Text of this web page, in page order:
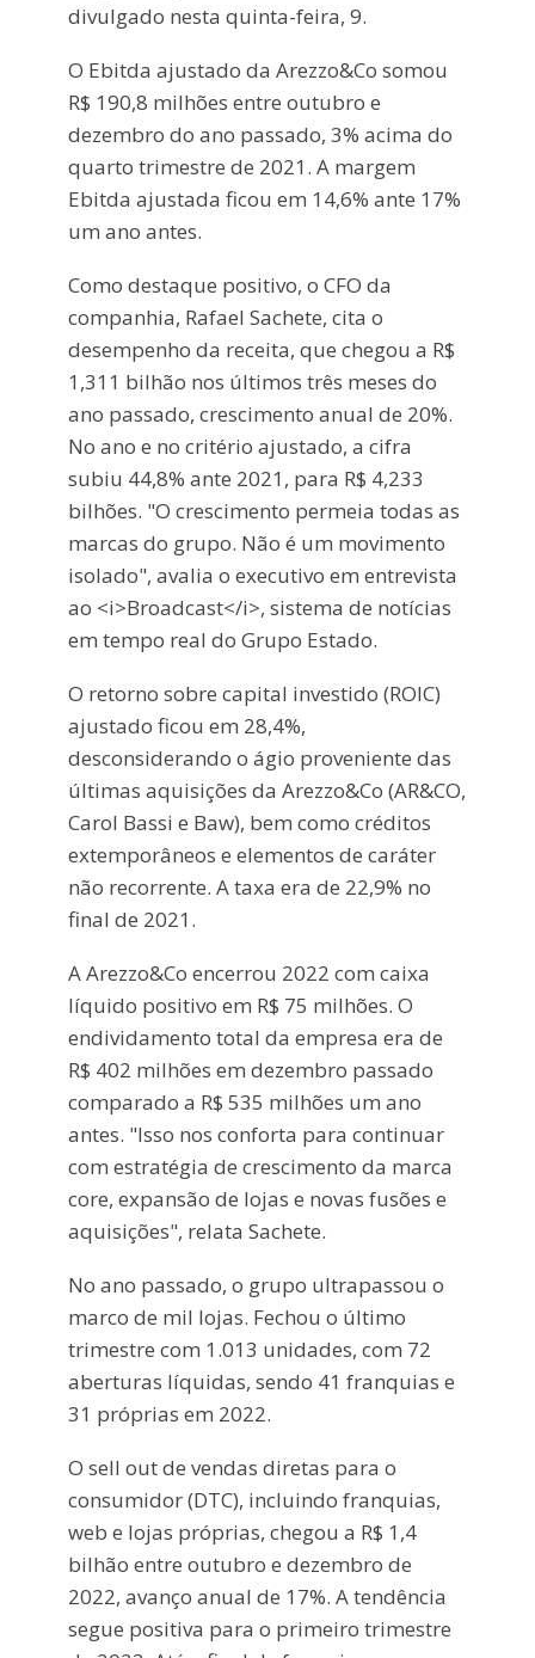
divulgado nesta quinta-feira, 9.
O Ebitda ajustado da Arezzo&Co somou
R$ 190,8 milhões entre outubro e
dezembro do ano passado, 3% acima do
quarto trimestre de 2021. A margem
Ebitda ajustada ficou em 14,6% ante 17%
um ano antes.
Como destaque positivo, o CFO da
companhia, Rafael Sachete, cita o
desempenho da receita, que chegou a R$
1,311 bilhão nos últimos três meses do
ano passado, crescimento anual de 20%.
No ano e no critério ajustado, a cifra
subiu 44,8% ante 2021, para R$ 4,233
bilhões. "O crescimento permeia todas as
marcas do grupo. Não é um movimento
isolado", avalia o executivo em entrevista
ao <i>Broadcast</i>, sistema de notícias
em tempo real do Grupo Estado.
O retorno sobre capital investido (ROIC)
ajustado ficou em 28,4%,
desconsiderando o ágio proveniente das
últimas aquisições da Arezzo&Co (AR&CO,
Carol Bassi e Baw), bem como créditos
extemporâneos e elementos de caráter
não recorrente. A taxa era de 22,9% no
final de 2021.
A Arezzo&Co encerrou 2022 com caixa
líquido positivo em R$ 75 milhões. O
endividamento total da empresa era de
R$ 402 milhões em dezembro passado
comparado a R$ 535 milhões um ano
antes. "Isso nos conforta para continuar
com estratégia de crescimento da marca
core, expansão de lojas e novas fusões e
aquisições", relata Sachete.
No ano passado, o grupo ultrapassou o
marco de mil lojas. Fechou o último
trimestre com 1.013 unidades, com 72
aberturas líquidas, sendo 41 franquias e
31 próprias em 2022.
O sell out de vendas diretas para o
consumidor (DTC), incluindo franquias,
web e lojas próprias, chegou a R$ 1,4
bilhão entre outubro e dezembro de
2022, avanço anual de 17%. A tendência
segue positiva para o primeiro trimestre